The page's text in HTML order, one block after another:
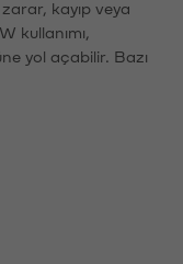
kayıp veya
kullanımı,
yol açabilir. Bazı